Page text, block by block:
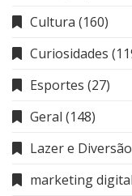
Cultura (160)
Curiosidades
Esportes (27)
Geral (148)
Lazer e Diversão
marketing digital